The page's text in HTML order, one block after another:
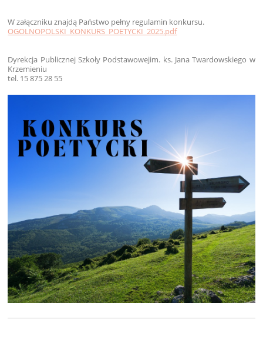
W załączniku znajdą Państwo pełny regulamin konkursu.
OGOLNOPOLSKI_KONKURS_POETYCKI_2025.pdf
Dyrekcja Publicznej Szkoły Podstawowejim. ks. Jana Twardowskiego w
Krzemieniu
tel. 15 875 28 55